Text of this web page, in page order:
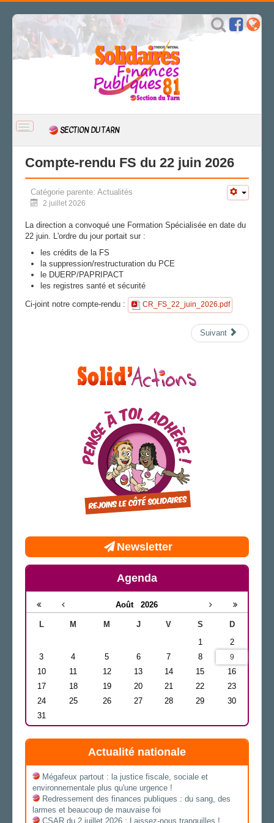
BASCULER
NAVIGATION
SECTION DU TARN
CSAL
CAP/Recours
FS SSCT
Action sociale
Archives
COCAGNE ET CASTAGNE
LA SECTION
Compte-rendu FS du 22 juin 2026
Catégorie parente: Actualités
2 juillet 2026
La direction a convoqué une Formation Spécialisée en date du
22 juin. L'ordre du jour portait sur :
les crédits de la FS
la suppression/restructuration du PCE
le DUERP/PAPRIPACT
les registres santé et sécurité
Ci-joint notre compte-rendu : CR_FS_22_juin_2026.pdf
Suivant
Newsletter
Agenda
Août 2026
L M M J V S
D
1
2
3
4 5 6 7 8 9
10 11 12 13 14 15
16
17
18 19 20 21 22
23
24
25 26 27 28 29
30
31
Actualité nationale
Mégafeux partout : la justice fiscale, sociale et
environnementale plus qu'une urgence !
Redressement des finances publiques : du sang, des
larmes et beaucoup de mauvaise foi
CSAR du 2 juillet 2026 : Laissez-nous tranquilles !